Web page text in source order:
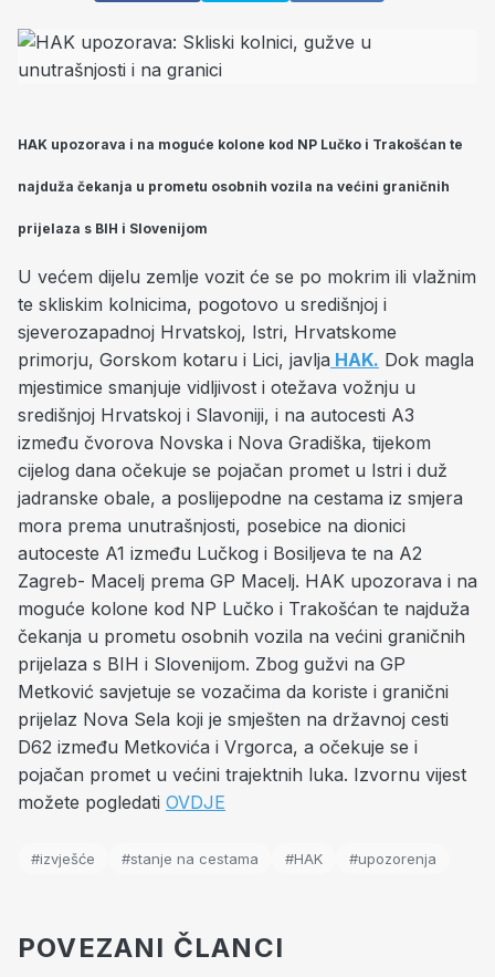
HAK upozorava i na moguće kolone kod NP Lučko i Trakošćan te
najduža čekanja u prometu osobnih vozila na većini graničnih
prijelaza s BIH i Slovenijom
U većem dijelu zemlje vozit će se po mokrim ili vlažnim
te skliskim kolnicima, pogotovo u središnjoj i
sjeverozapadnoj Hrvatskoj, Istri, Hrvatskome
primorju, Gorskom kotaru i Lici, javlja HAK. Dok magla
mjestimice smanjuje vidljivost i otežava vožnju u
središnjoj Hrvatskoj i Slavoniji, i na autocesti A3
između čvorova Novska i Nova Gradiška, tijekom
cijelog dana očekuje se pojačan promet u Istri i duž
jadranske obale, a poslijepodne na cestama iz smjera
mora prema unutrašnjosti, posebice na dionici
autoceste A1 između Lučkog i Bosiljeva te na A2
Zagreb- Macelj prema GP Macelj. HAK upozorava i na
moguće kolone kod NP Lučko i Trakošćan te najduža
čekanja u prometu osobnih vozila na većini graničnih
prijelaza s BIH i Slovenijom. Zbog gužvi na GP
Metković savjetuje se vozačima da koriste i granični
prijelaz Nova Sela koji je smješten na državnoj cesti
D62 između Metkovića i Vrgorca, a očekuje se i
pojačan promet u većini trajektnih luka. Izvornu vijest
možete pogledati OVDJE
#izvješće #stanje na cestama #HAK #upozorenja
POVEZANI ČLANCI